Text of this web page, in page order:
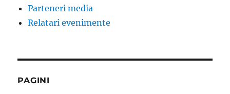
Parteneri media
Relatari evenimente
PAGINI